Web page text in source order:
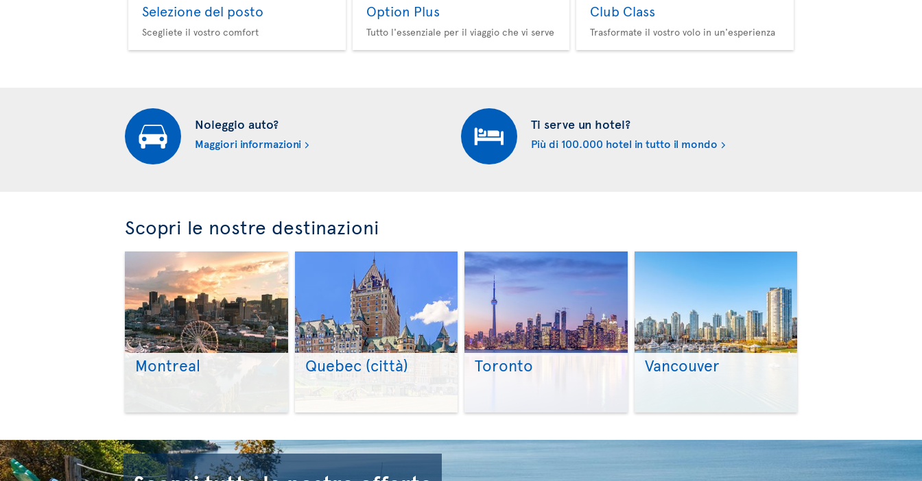
Selezione del posto
Scegliete il vostro comfort
Option Plus
Tutto l'essenziale per il viaggio che vi serve
Club Class
Trasformate il vostro volo in un'esperienza
Noleggio auto?
Maggiori informazioni
Ti serve un hotel?
Più di 100.000 hotel in tutto il mondo
Scopri le nostre destinazioni
Montreal Quebec (città) Toronto Vancouver